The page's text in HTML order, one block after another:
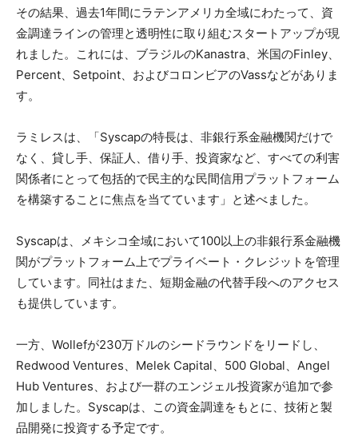
その結果、過去1年間にラテンアメリカ全域にわたって、資
金調達ラインの管理と透明性に取り組むスタートアップが現
れました。これには、ブラジルのKanastra、米国のFinley、
Percent、Setpoint、およびコロンビアのVassなどがありま
す。
ラミレスは、「Syscapの特長は、非銀行系金融機関だけで
なく、貸し手、保証人、借り手、投資家など、すべての利害
関係者にとって包括的で民主的な民間信用プラットフォーム
を構築することに焦点を当てています」と述べました。
Syscapは、メキシコ全域において100以上の非銀行系金融機
関がプラットフォーム上でプライベート・クレジットを管理
しています。同社はまた、短期金融の代替手段へのアクセス
も提供しています。
一方、Wollefが230万ドルのシードラウンドをリードし、
Redwood Ventures、Melek Capital、500 Global、Angel
Hub Ventures、および一群のエンジェル投資家が追加で参
加しました。Syscapは、この資金調達をもとに、技術と製
品開発に投資する予定です。